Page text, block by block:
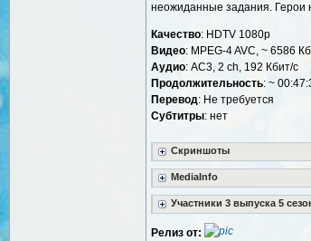
неожиданные задания. Герои
Качество: HDTV 1080р
Видео: MPEG-4 AVC, ~ 6586
Аудио: AC3, 2 ch, 192 Кбит/с
Продолжительность: ~
Перевод: Не требуется
Субтитры: нет
Скриншоты
MediaInfo
Участники 3 выпуска 5
Релиз от: